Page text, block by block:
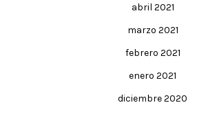
abril 2021
marzo 2021
febrero 2021
enero 2021
diciembre 2020